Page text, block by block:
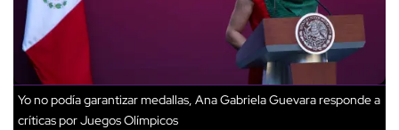
Yo no podía garantizar medallas, Ana Gabriela Guevara responde a
críticas por Juegos Olímpicos